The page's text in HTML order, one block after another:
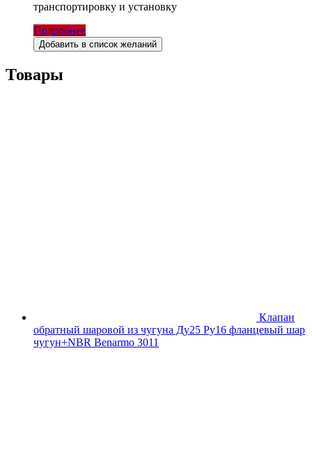
транспортировку и установку
Подробнее
Добавить в список желаний
Товары
Клапан
обратный шаровой из чугуна Ду25 Ру16 фланцевый шар
чугун+NBR Benarmo 3011